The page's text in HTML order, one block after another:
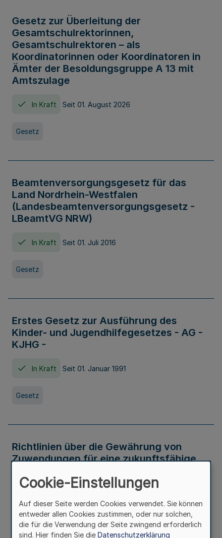
Gesetz zur Überleitung der
Gesamtschulrektorinnen,
Gesamtschulrektoren – als
Koordinatorinnen oder Koordinatoren in
Ämter der Besoldungsgruppe A 13 mit
Amtszulage
In Kraft Seit 01. August 2026
Gesetz
Beamtenversorgungsgesetz für das
Land Nordrhein-Westfalen
(Landesbeamtenversorgungsgesetz -
LBeamtVG NRW)
In Kraft Seit 01. Juli 2016
Gesetz
Erstes Gesetz zur Ausführung des
Kinder- und Jugendhilfegesetzes - AG -
KJHG -
In Kraft Seit 01. Januar 1991
Gesetz
Richtlinien über die Gewährung von
Zuwendungen für eine zukunftsfähige
Nordrhein-Westfalen
In Kraft
Verwaltungsvorschrift
Cookie-Einstellungen
Auf dieser Seite werden Cookies verwendet. Sie können
entweder allen Cookies zustimmen, oder nur solchen,
die für die Verwendung der Seite zwingend erforderlich
sind. Hier finden Sie die Datenschutzerklärung